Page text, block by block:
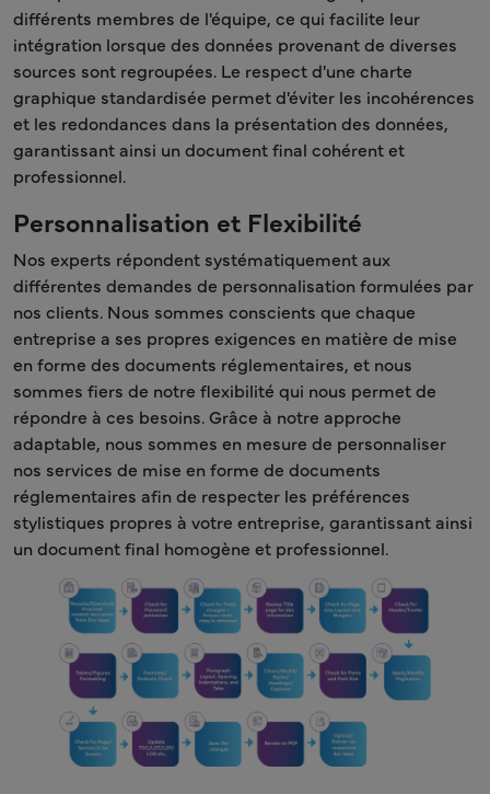
différents membres de l'équipe, ce qui facilite leur
intégration lorsque des données provenant de diverses
sources sont regroupées. Le respect d'une charte
graphique standardisée permet d'éviter les incohérences
et les redondances dans la présentation des données,
garantissant ainsi un document final cohérent et
professionnel.
Personnalisation et Flexibilité
Nos experts répondent systématiquement aux
différentes demandes de personnalisation formulées par
nos clients. Nous sommes conscients que chaque
entreprise a ses propres exigences en matière de mise
en forme des documents réglementaires, et nous
sommes fiers de notre flexibilité qui nous permet de
répondre à ces besoins. Grâce à notre approche
adaptable, nous sommes en mesure de personnaliser
nos services de mise en forme de documents
réglementaires afin de respecter les préférences
stylistiques propres à votre entreprise, garantissant ainsi
un document final homogène et professionnel.